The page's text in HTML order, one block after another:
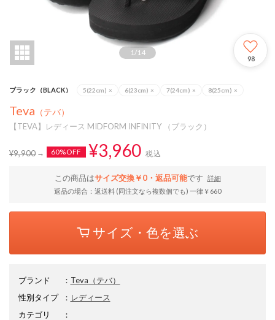
1 /14
98
ブラック（BLACK） 5(22cm) × 6(23cm) × 7(24cm) × 8(25cm) ×
Teva （テバ）
【TEVA】レディース MIDFORM INFINITY （ブラック）
¥9,900 60%OFF ¥3,960 税込
この商品はサイズ交換￥0・返品可能です
詳細
返品の場合：返送料 (同注文なら複数個でも) 一律￥660
サイズ・色を選ぶ
ブランド ： Teva （テバ）
性別タイプ
： レディース
カテゴリ
：